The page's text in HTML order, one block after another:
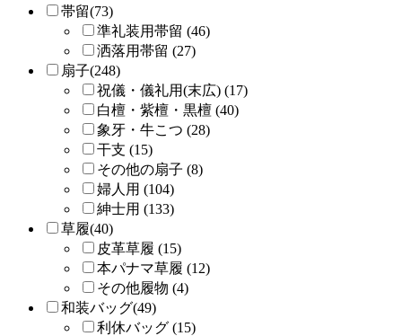
帯留(73)
準礼装用帯留 (46)
洒落用帯留 (27)
扇子(248)
祝儀・儀礼用(末広) (17)
白檀・紫檀・黒檀 (40)
象牙・牛こつ (28)
干支 (15)
その他の扇子 (8)
婦人用 (104)
紳士用 (133)
草履(40)
皮革草履 (15)
本パナマ草履 (12)
その他履物 (4)
和装バッグ(49)
利休バッグ (15)